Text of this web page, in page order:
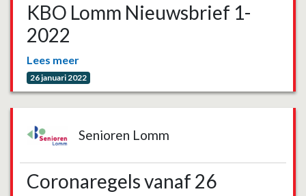
KBO Lomm Nieuwsbrief 1-
2022
Lees meer
26 januari 2022
Senioren Lomm
Coronaregels vanaf 26